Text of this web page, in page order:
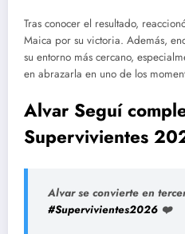
Tras conocer el resultado,
Maica por su victoria. Además,
su entorno más cercano,
en abrazarla en uno de los
Alvar Seguí
Supervivientes
Alvar se convierte en
#Supervivientes2026 ❤️